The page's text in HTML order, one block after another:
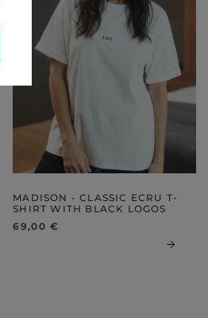
MADISON - CLASSIC ECRU T-
SHIRT WITH BLACK LOGOS
69,00 €